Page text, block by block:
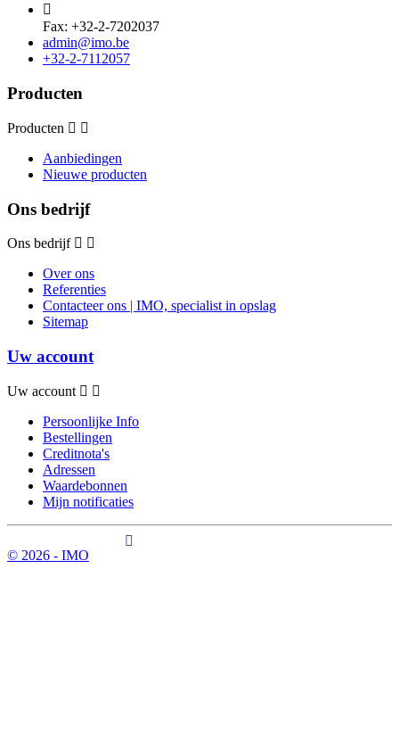

Fax: +32-2-7202037
admin@imo.be
+32-2-7112057
Producten
Producten
Aanbiedingen
Nieuwe producten
Ons bedrijf
Ons bedrijf
Over ons
Referenties
Contacteer ons | IMO, specialist in opslag
Sitemap
Uw account
Uw account
Persoonlijke Info
Bestellingen
Creditnota's
Adressen
Waardebonnen
Mijn notificaties
© 2026 - IMO